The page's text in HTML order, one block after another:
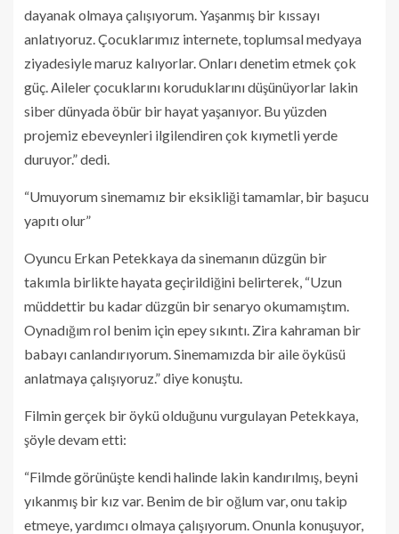
dayanak olmaya çalışıyorum. Yaşanmış bir kıssayı
anlatıyoruz. Çocuklarımız internete, toplumsal medyaya
ziyadesiyle maruz kalıyorlar. Onları denetim etmek çok
güç. Aileler çocuklarını koruduklarını düşünüyorlar lakin
siber dünyada öbür bir hayat yaşanıyor. Bu yüzden
projemiz ebeveynleri ilgilendiren çok kıymetli yerde
duruyor.” dedi.
“Umuyorum sinemamız bir eksikliği tamamlar, bir başucu
yapıtı olur”
Oyuncu Erkan Petekkaya da sinemanın düzgün bir
takımla birlikte hayata geçirildiğini belirterek, “Uzun
müddettir bu kadar düzgün bir senaryo okumamıştım.
Oynadığım rol benim için epey sıkıntı. Zira kahraman bir
babayı canlandırıyorum. Sinemamızda bir aile öyküsü
anlatmaya çalışıyoruz.” diye konuştu.
Filmin gerçek bir öykü olduğunu vurgulayan Petekkaya,
şöyle devam etti:
“Filmde görünüşte kendi halinde lakin kandırılmış, beyni
yıkanmış bir kız var. Benim de bir oğlum var, onu takip
etmeye, yardımcı olmaya çalışıyorum. Onunla konuşuyor,